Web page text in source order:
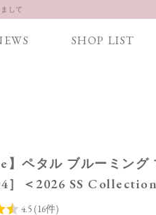
SHOP LIST
】ペタル ブルーミング
］＜2026 SS